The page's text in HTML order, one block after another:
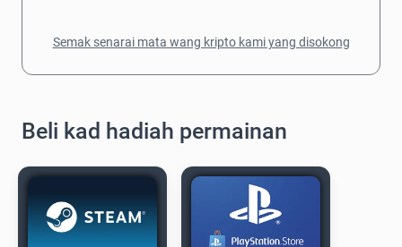
Semak senarai mata wang kripto kami yang disokong
Beli kad hadiah permainan